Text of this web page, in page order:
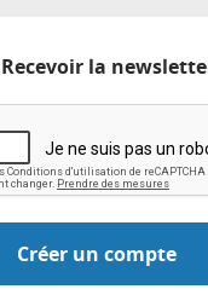
Recevoir la